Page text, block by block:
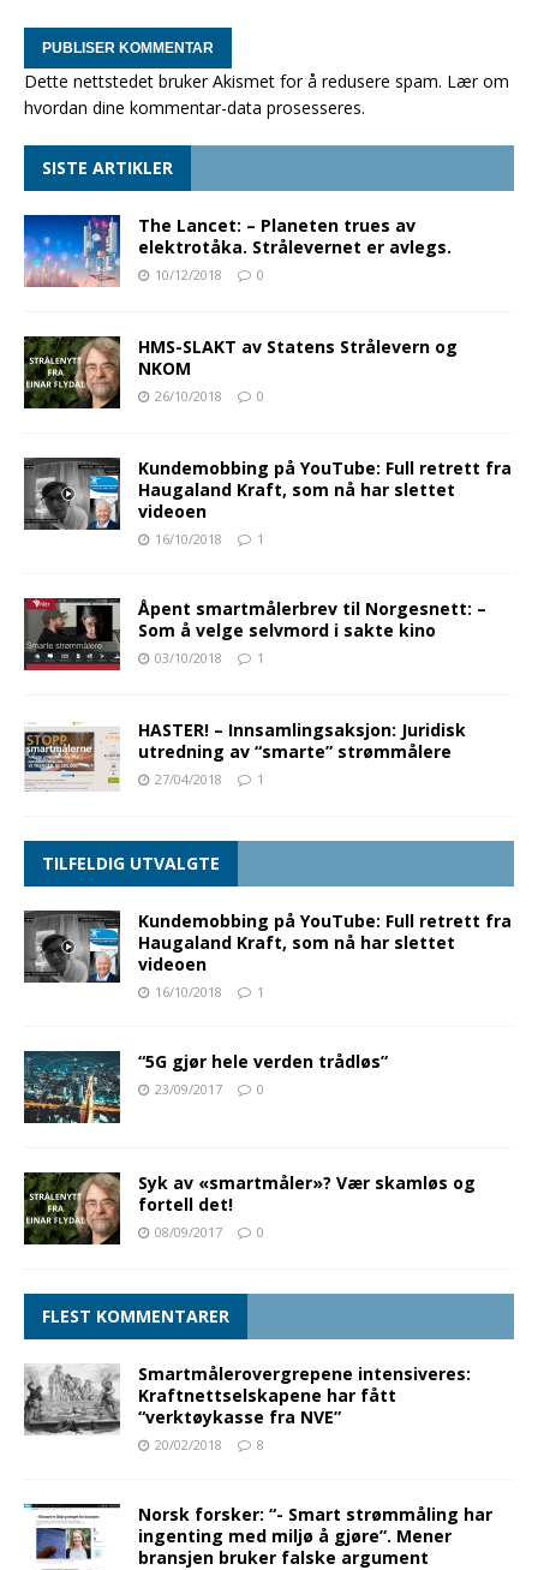
Dette nettstedet bruker Akismet for å redusere spam. Lær om
hvordan dine kommentar-data prosesseres.
SISTE ARTIKLER
The Lancet: – Planeten trues av
elektrotåka. Strålevernet er avlegs.
10/12/2018 0
HMS-SLAKT av Statens Strålevern og
NKOM
26/10/2018 0
Kundemobbing på YouTube: Full retrett fra
Haugaland Kraft, som nå har slettet
videoen
16/10/2018 1
Åpent smartmålerbrev til Norgesnett: –
Som å velge selvmord i sakte kino
03/10/2018 1
HASTER! – Innsamlingsaksjon: Juridisk
utredning av “smarte” strømmålere
27/04/2018 1
TILFELDIG UTVALGTE
Kundemobbing på YouTube: Full retrett fra
Haugaland Kraft, som nå har slettet
videoen
16/10/2018 1
“5G gjør hele verden trådløs”
23/09/2017 0
Syk av «smartmåler»? Vær skamløs og
fortell det!
08/09/2017 0
FLEST KOMMENTARER
Smartmålerovergrepene intensiveres:
Kraftnettselskapene har fått
“verktøykasse fra NVE”
20/02/2018 8
Norsk forsker: “- Smart strømmåling har
ingenting med miljø å gjøre”. Mener
bransjen bruker falske argument